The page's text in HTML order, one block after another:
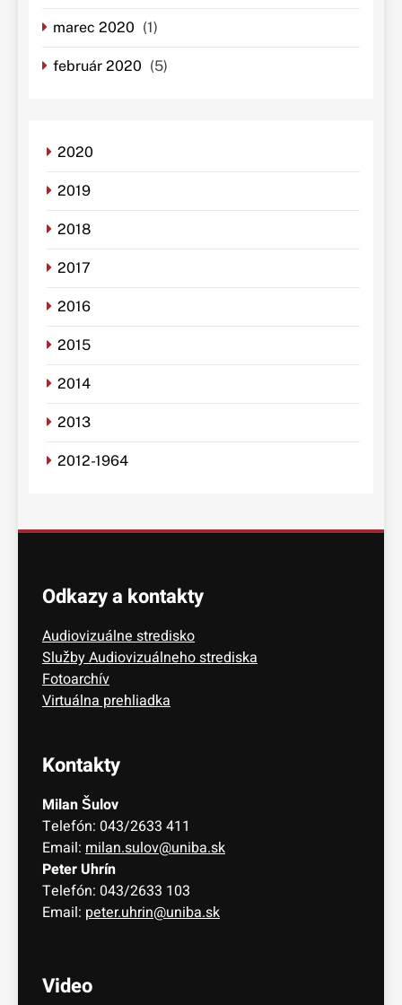
marec 2020 (1)
február 2020 (5)
2020
2019
2018
2017
2016
2015
2014
2013
2012-1964
Odkazy a kontakty
Audiovizuálne stredisko
Služby Audiovizuálneho strediska
Fotoarchív
Virtuálna prehliadka
Kontakty
Milan Šulov
Telefón: 043/2633 411
Email: milan.sulov@uniba.sk
Peter Uhrín
Telefón: 043/2633 103
Email: peter.uhrin@uniba.sk
Video